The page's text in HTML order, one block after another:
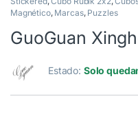
Magnético, Marcas, Puzzles
GuoGuan
Estado: Solo